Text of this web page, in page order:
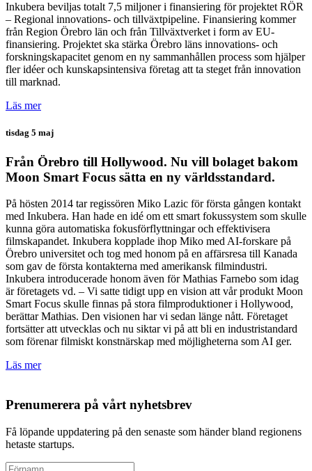
Inkubera beviljas totalt 7,5 miljoner i finansiering för projektet RÖR
– Regional innovations- och tillväxtpipeline. Finansiering kommer
från Region Örebro län och från Tillväxtverket i form av EU-
finansiering. Projektet ska stärka Örebro läns innovations- och
forskningskapacitet genom en ny sammanhållen process som hjälper
fler idéer och kunskapsintensiva företag att ta steget från innovation
till marknad.
Läs mer
tisdag 5 maj
Från Örebro till Hollywood. Nu vill bolaget bakom
Moon Smart Focus sätta en ny världsstandard.
På hösten 2014 tar regissören Miko Lazic för första gången kontakt
med Inkubera. Han hade en idé om ett smart fokussystem som skulle
kunna göra automatiska fokusförflyttningar och effektivisera
filmskapandet. Inkubera kopplade ihop Miko med AI-forskare på
Örebro universitet och tog med honom på en affärsresa till Kanada
som gav de första kontakterna med amerikansk filmindustri.
Inkubera introducerade honom även för Mathias Farnebo som idag
är företagets vd. – Vi satte tidigt upp en vision att vår produkt Moon
Smart Focus skulle finnas på stora filmproduktioner i Hollywood,
berättar Mathias. Den visionen har vi sedan länge nått. Företaget
fortsätter att utvecklas och nu siktar vi på att bli en industristandard
som förenar filmiskt konstnärskap med möjligheterna som AI ger.
Läs mer
Prenumerera på vårt nyhetsbrev
Få löpande uppdatering på den senaste som händer bland regionens
hetaste startups.